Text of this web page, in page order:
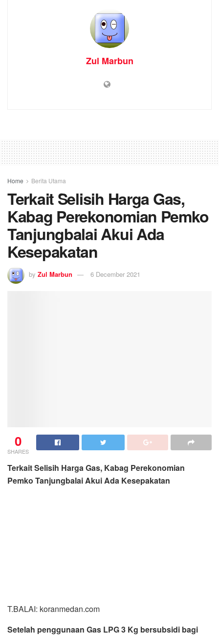
Zul Marbun
Home Berita Utama
Terkait Selisih Harga Gas,
Kabag Perekonomian Pemko
Tanjungbalai Akui Ada
Kesepakatan
by Zul Marbun 6 December 2021
0
SHARES
Terkait Selisih Harga Gas, Kabag Perekonomian
Pemko Tanjungbalai Akui Ada Kesepakatan
kecurangan.
Namun berbeda dengan fakta di lapangan saat ini, dimana